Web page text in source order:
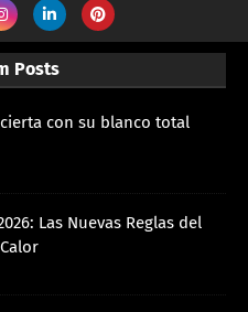
Posts
con su blanco total
Las Nuevas Reglas del